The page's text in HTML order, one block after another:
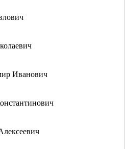
Иванович